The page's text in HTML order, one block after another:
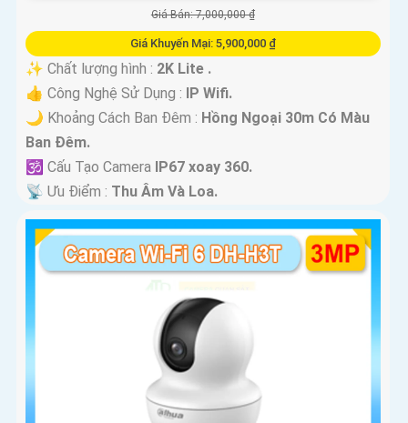
Giá Bán: 7,000,000 ₫
Giá Khuyến Mại: 5,900,000 ₫
✨ Chất lượng hình : 2K Lite .
👍 Công Nghệ Sử Dụng : IP Wifi.
🌙 Khoảng Cách Ban Đêm : Hồng Ngoại 30m Có Màu
Ban Ðêm.
🕉️ Cấu Tạo Camera IP67 xoay 360.
️📡 Ưu Điểm : Thu Âm Và Loa.